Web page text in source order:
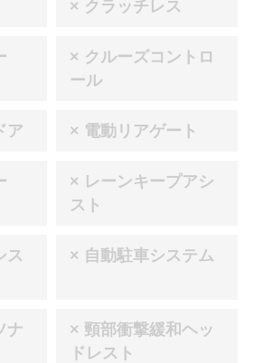
× クラッチレス
× クルーズコントロ
ール
ア × 電動リアゲート
× レーンキープアシ
スト
ス
× 自動駐車システム
ナ
× 頸部衝撃緩和ヘッ
ドレスト